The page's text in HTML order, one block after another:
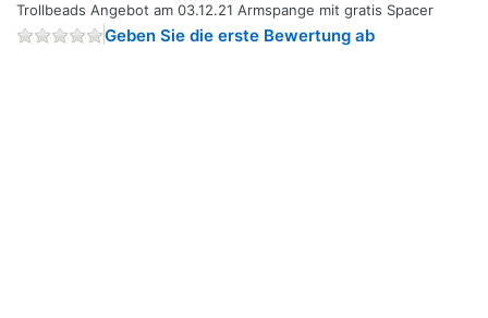
Trollbeads Angebot am 03.12.21 Armspange mit gratis Spacer
Geben Sie die erste Bewertung ab